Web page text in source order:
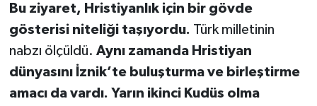
Bu ziyaret, Hristiyanlık için bir gövde
gösterisi niteliği taşıyordu. Türk milletinin
nabzı ölçüldü. Aynı zamanda Hristiyan
dünyasını İznik’te buluşturma ve birleştirme
amacı da vardı. Yarın ikinci Kudüs olma
YEREL